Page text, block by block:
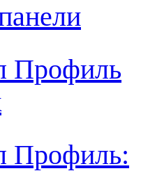
Профиль
Профиль: